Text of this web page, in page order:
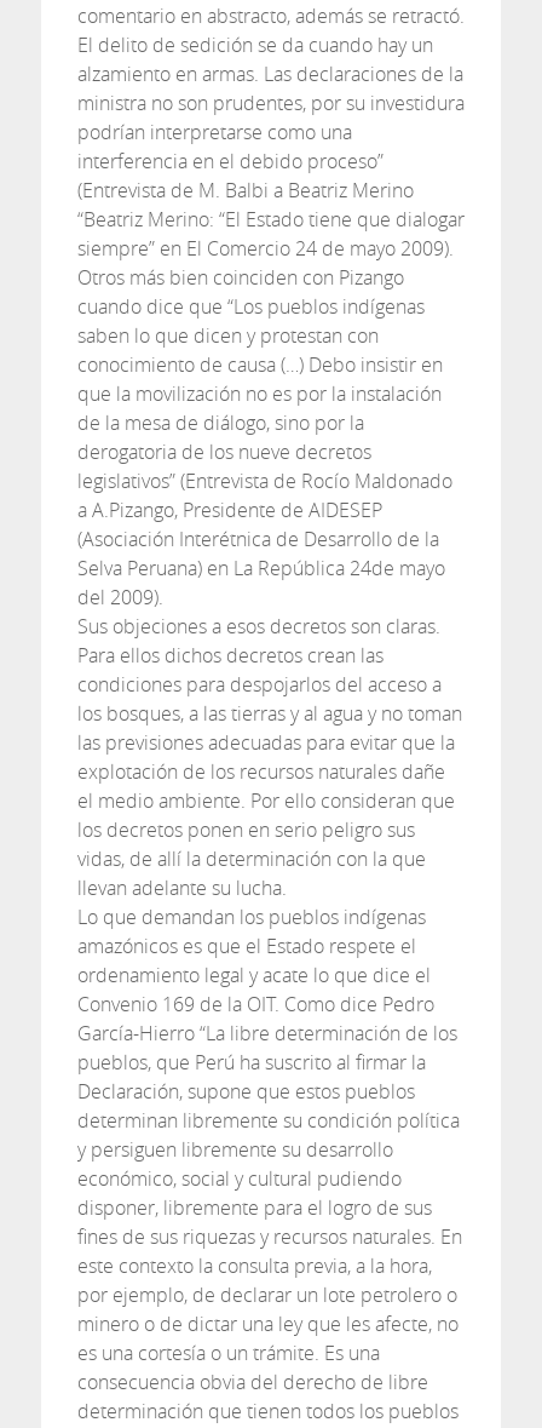
comentario en abstracto, además se retractó.
El delito de sedición se da cuando hay un
alzamiento en armas. Las declaraciones de la
ministra no son prudentes, por su investidura
podrían interpretarse como una
interferencia en el debido proceso”
(Entrevista de M. Balbi a Beatriz Merino
“Beatriz Merino: “El Estado tiene que dialogar
siempre” en El Comercio 24 de mayo 2009).
Otros más bien coinciden con Pizango
cuando dice que “Los pueblos indígenas
saben lo que dicen y protestan con
conocimiento de causa (…) Debo insistir en
que la movilización no es por la instalación
de la mesa de diálogo, sino por la
derogatoria de los nueve decretos
legislativos” (Entrevista de Rocío Maldonado
a A.Pizango, Presidente de AIDESEP
(Asociación Interétnica de Desarrollo de la
Selva Peruana) en La República 24de mayo
del 2009).
Sus objeciones a esos decretos son claras.
Para ellos dichos decretos crean las
condiciones para despojarlos del acceso a
los bosques, a las tierras y al agua y no toman
las previsiones adecuadas para evitar que la
explotación de los recursos naturales dañe
el medio ambiente. Por ello consideran que
los decretos ponen en serio peligro sus
vidas, de allí la determinación con la que
llevan adelante su lucha.
Lo que demandan los pueblos indígenas
amazónicos es que el Estado respete el
ordenamiento legal y acate lo que dice el
Convenio 169 de la OIT. Como dice Pedro
García-Hierro “La libre determinación de los
pueblos, que Perú ha suscrito al firmar la
Declaración, supone que estos pueblos
determinan libremente su condición política
y persiguen libremente su desarrollo
económico, social y cultural pudiendo
disponer, libremente para el logro de sus
fines de sus riquezas y recursos naturales. En
este contexto la consulta previa, a la hora,
por ejemplo, de declarar un lote petrolero o
minero o de dictar una ley que les afecte, no
es una cortesía o un trámite. Es una
consecuencia obvia del derecho de libre
determinación que tienen todos los pueblos